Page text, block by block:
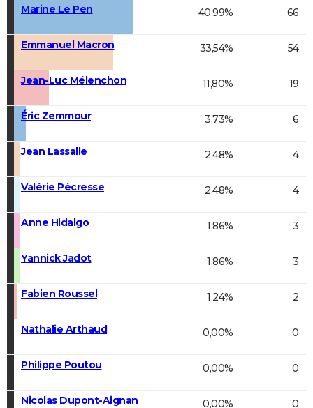
Marine Le Pen
40,99% 66
Emmanuel Macron 33,54% 54
Jean-Luc Mélenchon 11,80% 19
Éric Zemmour 3,73% 6
Jean Lassalle 2,48% 4
Valérie Pécresse 2,48% 4
Anne Hidalgo 1,86% 3
Yannick Jadot 1,86% 3
Fabien Roussel 1,24% 2
Nathalie Arthaud 0,00% 0
Philippe Poutou 0,00% 0
Nicolas Dupont-Aignan 0,00% 0